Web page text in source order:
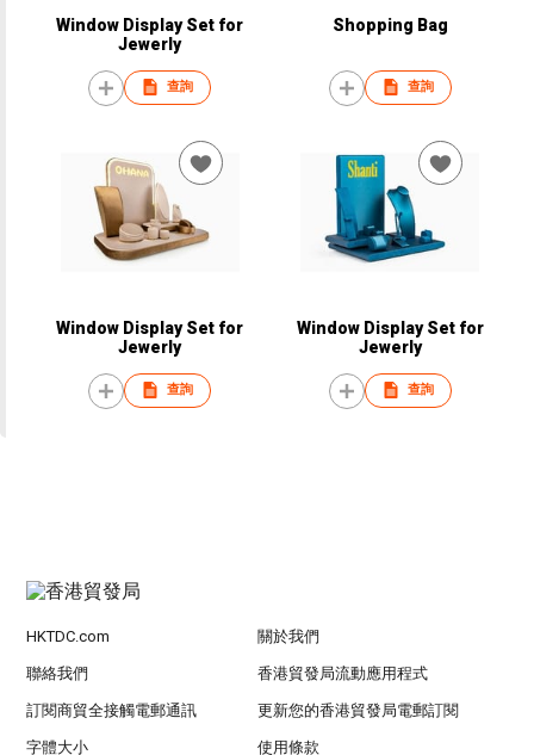
Window Display Set for
Jewerly
查詢
Shopping Bag
查詢
Window Display Set for
Jewerly
查詢
Window Display Set for
Jewerly
查詢
HKTDC.com 關於我們
聯絡我們 香港貿發局流動應用程式
訂閱商貿全接觸電郵通訊 更新您的香港貿發局電郵訂閱
字體大小 使用條款